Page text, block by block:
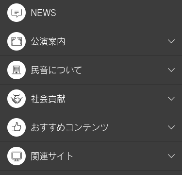
NEWS
公演案内
民音について
社会貢献
おすすめコンテンツ
関連サイト